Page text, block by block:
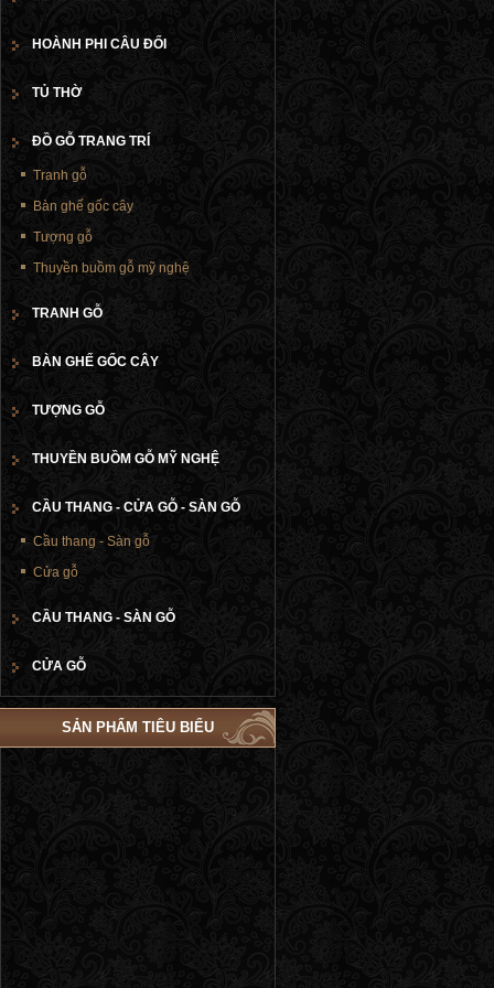
HOÀNH PHI CÂU ĐỐI
TỦ THỜ
ĐỒ GỖ TRANG TRÍ
Tranh gỗ
Bàn ghế gốc cây
Tượng gỗ
Thuyền buồm gỗ mỹ nghệ
TRANH GỖ
BÀN GHẾ GỐC CÂY
TƯỢNG GỖ
THUYỀN BUỒM GỖ MỸ NGHỆ
CẦU THANG - CỬA GỖ - SÀN GỖ
Cầu thang - Sàn gỗ
Cửa gỗ
CẦU THANG - SÀN GỖ
CỬA GỖ
SẢN PHẨM TIÊU BIỂU